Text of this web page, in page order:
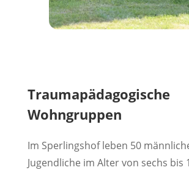
Traumapädagogische
Wohngruppen
Im Sperlingshof leben 50
Jugendliche im Alter von sechs bis